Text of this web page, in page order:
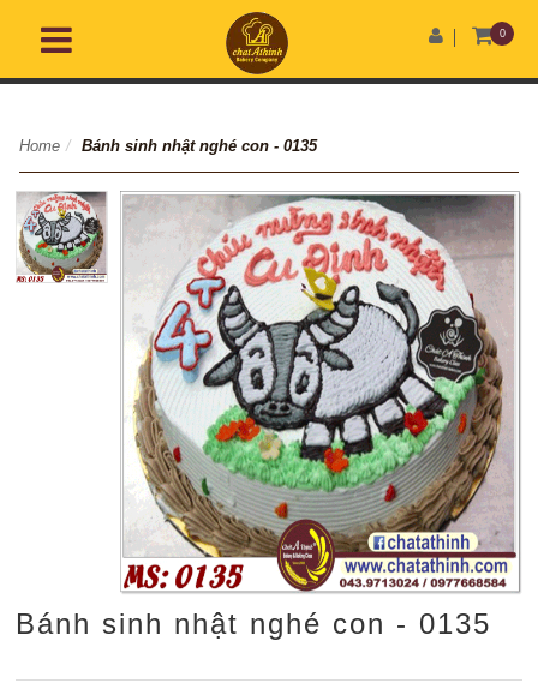
0
Home / Bánh sinh nhật nghé con - 0135
Bánh sinh nhật nghé con - 0135